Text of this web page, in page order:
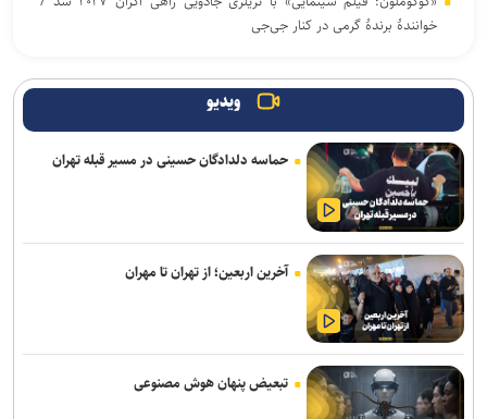
خوانندهٔ برندهٔ گرمی در کنار جی‌جی
روایت فرهنگ و هنر
استقبال ۲۰ برابری زنان از فضاهای اختصاصی؛ ضرورت روزآمدسازی
خدمات برای زنان و دختران
روایت قربانیان خاموش جنگ به زبان ژاپنی منتشر شد
نمایش‌های کشور، ٢ شب به صحنه نمی‌روند
«خلیق» مردی بود که بلخ را زیست و سرود
برگزاری «زندگی‌نامه داستانی» در موزه انقلاب اسلامی و دفاع مقدس
ویدیو
حماسه دلدادگان حسینی در مسیر قبله تهران
آخرین اربعین؛ از تهران تا مهران
تبعیض پنهان هوش مصنوعی